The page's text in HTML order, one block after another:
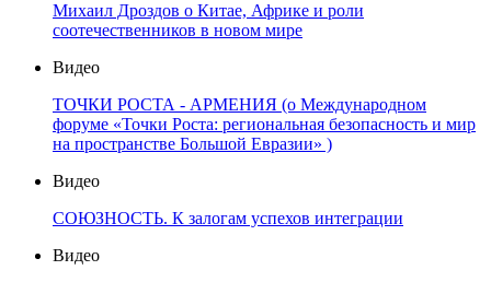
Михаил Дроздов о Китае, Африке и роли
соотечественников в новом мире
Видео
ТОЧКИ РОСТА - АРМЕНИЯ (о Международном
форуме «Точки Роста: региональная безопасность и мир
на пространстве Большой Евразии» )
Видео
СОЮЗНОСТЬ. К залогам успехов интеграции
Видео